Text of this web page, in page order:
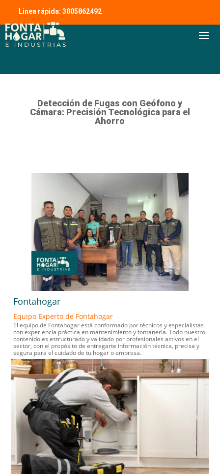
Linea rápida: 3005862492
Detección de Fugas con Geófono y
Cámara: Precisión Tecnológica para el
Ahorro
Fontahogar
Equipo Experto de Fontahogar
El equipo de Fontahogar está conformado por técnicos y especialistas
con experiencia práctica en mantenimiento y fontanería. Todo nuestro
contenido es estructurado y validado por profesionales activos en el
sector, con el propósito de entregarte información técnica, precisa y
segura para el cuidado de tu hogar o empresa.